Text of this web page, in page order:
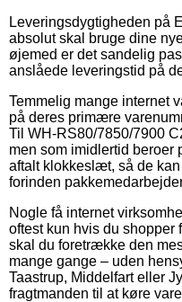
Leveringsdygtigheden på
absolut skal bruge dine
øjemed er det sandelig
anslåede leveringstid på
Temmelig mange internet
på deres primære
Til WH-RS80/7850/7900
men som imidlertid beroer
aftalt klokkeslæt, så de
forinden
Nogle få internet
oftest kun hvis du shopper
skal du foretrække den
mange gange – uden
Taastrup, Middelfart eller
fragtmanden til at køre